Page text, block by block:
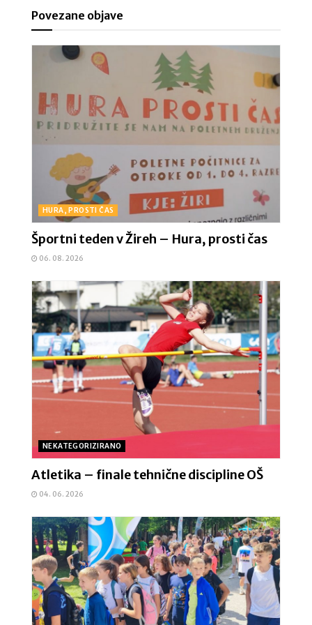
Povezane objave
HURA, PROSTI ČAS
Športni teden v Žireh – Hura, prosti čas
06. 08. 2026
NEKATEGORIZIRANO
Atletika – finale tehnične discipline OŠ
04. 06. 2026